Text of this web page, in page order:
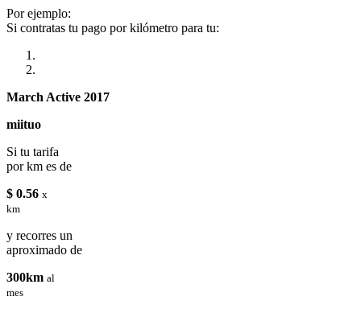
Por ejemplo:
Si contratas tu pago por kilómetro para tu:
March Active 2017
miituo
Si tu tarifa
por km es de
$ 0.56 x
km
y recorres un
aproximado de
300km al
mes